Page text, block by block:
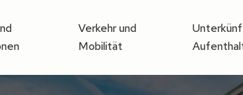
Verkehr und
Mobilität